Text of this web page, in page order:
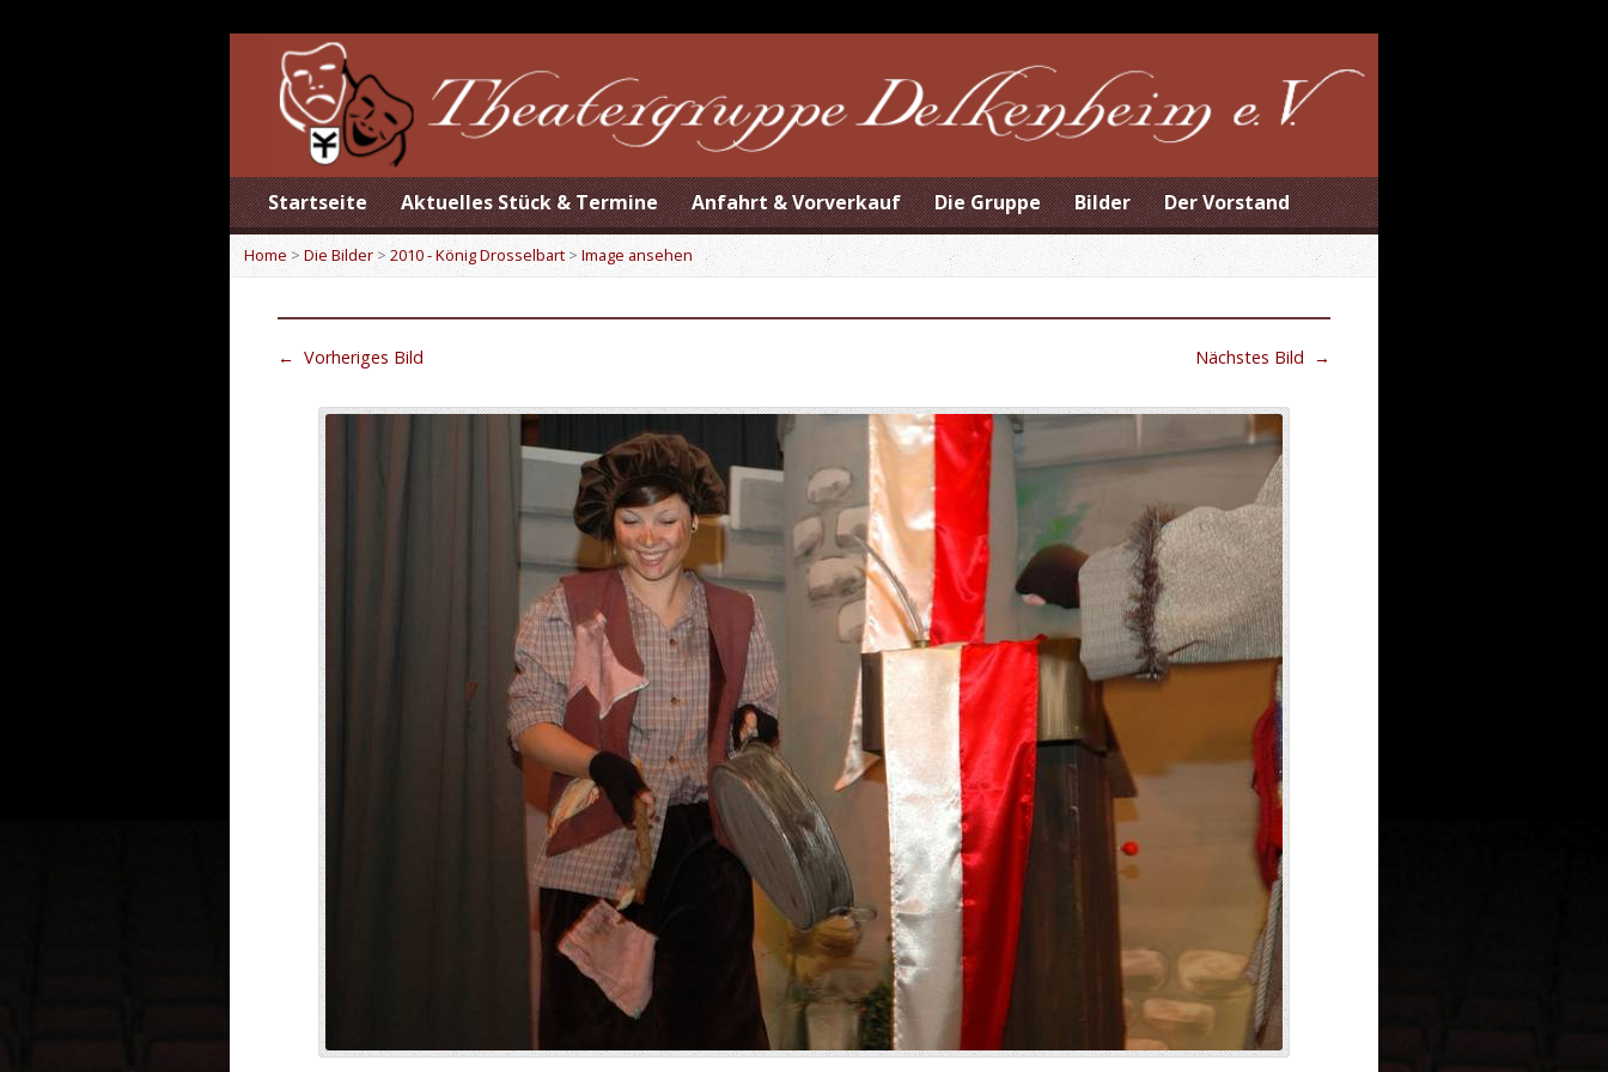
Startseite Aktuelles Stück & Termine Anfahrt & Vorverkauf Die Gruppe Bilder Der Vorstand
Home > Die Bilder >2010 - König Drosselbart>Image ansehen
← Vorheriges Bild Nächstes Bild →